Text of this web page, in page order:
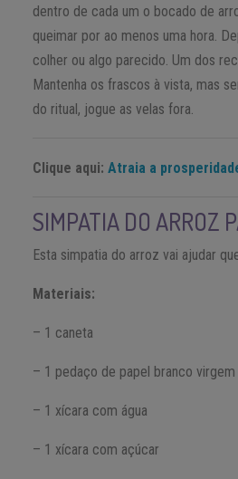
dentro de cada um o bocado de
queimar por ao menos uma hora.
colher ou algo parecido. Um dos
Mantenha os frascos à vista, mas
do ritual, jogue as velas fora.
Clique aqui:Atraia a
SIMPATIA DO ARROZ
Esta simpatia do arroz vai ajudar
Materiais:
– 1 caneta
– 1 pedaço de papel branco virgem
– 1 xícara com água
– 1 xícara com açúcar